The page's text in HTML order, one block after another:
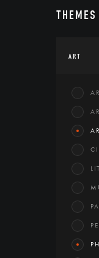
THEMES
ART